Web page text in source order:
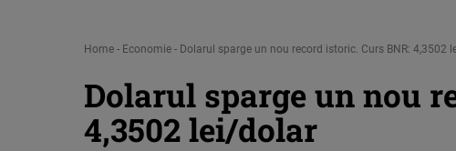
Home - Economie - Dolarul sparge un nou record istoric. Curs BNR: 4,3502
Dolarul sparge un nou
4,3502 lei/dolar